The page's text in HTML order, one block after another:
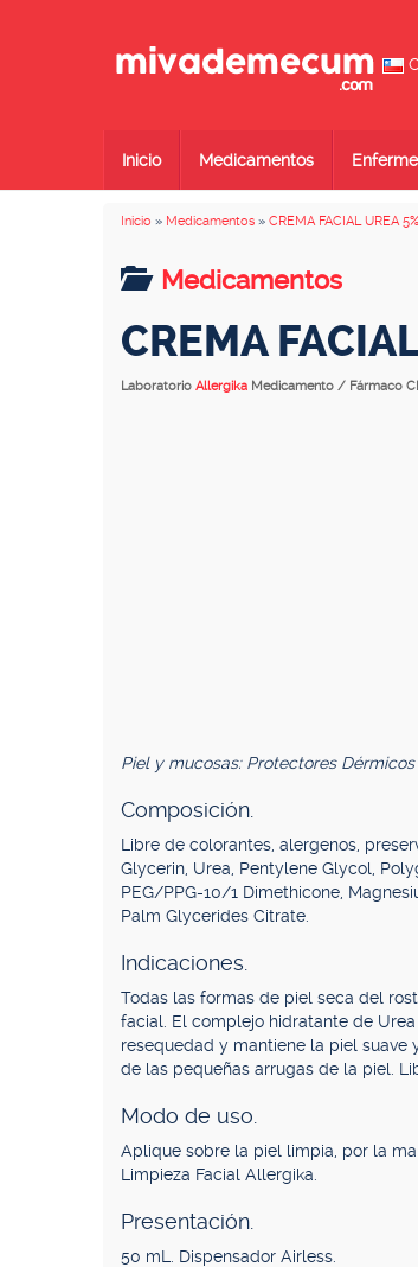
Inicio Medicamentos
Inicio » Medicamentos » CREMA FACIAL UREA
Medicamentos
CREMA
Laboratorio Allergika Medicamento / Fármaco
Piel y mucosas: Protectores
Composición.
Libre de colorantes, alergenos,
Glycerin, Urea, Pentylene Glycol,
PEG/PPG-10/1 Dimethicone,
Palm Glycerides Citrate.
Indicaciones.
Todas las formas de piel seca del
facial. El complejo hidratante de
resequedad y mantiene la piel suave
de las pequeñas arrugas de la piel.
Modo de uso.
Aplique sobre la piel limpia, por la
Limpieza Facial Allergika.
Presentación.
50 mL. Dispensador Airless.